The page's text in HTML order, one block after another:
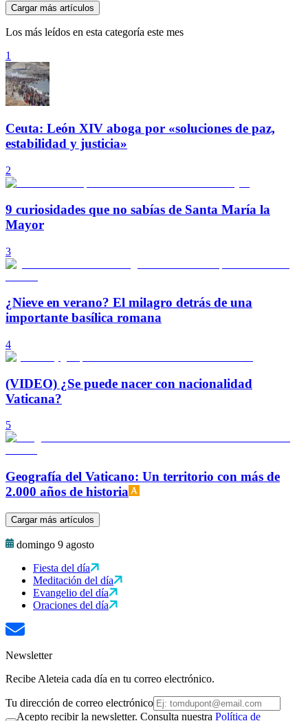
Cargar más artículos
Los más leídos en esta categoría este mes
1
Ceuta: León XIV aboga por «soluciones de paz,
estabilidad y justicia»
2
9 curiosidades que no sabías de Santa María la
Mayor
3
¿Nieve en verano? El milagro detrás de una
importante basílica romana
4
(VIDEO) ¿Se puede nacer con nacionalidad
Vaticana?
5
Geografía del Vaticano: Un territorio con más de
2.000 años de historia
Cargar más artículos
domingo 9 agosto
Fiesta del día
Meditación del día
Evangelio del día
Oraciones del día
Newsletter
Recibe Aleteia cada día en tu correo electrónico.
Tu dirección de correo electrónico
Acepto recibir la newsletter. Consulta nuestra Política de